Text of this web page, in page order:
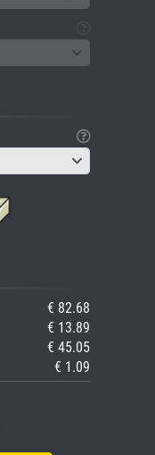
€ 82.68
€ 13.89
€ 45.05
€ 1.09